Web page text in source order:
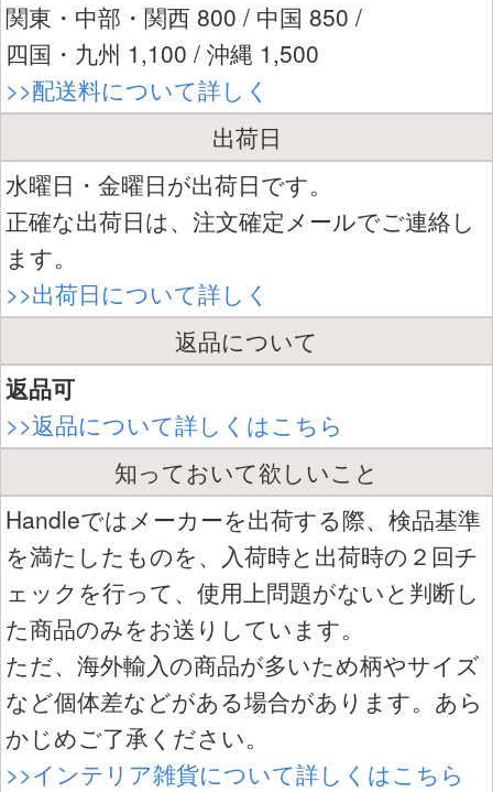
関東・中部・関西 800 / 中国 850 /
四国・九州 1,100 / 沖縄 1,500
>>配送料について詳しく
出荷日
水曜日・金曜日が出荷日です。
正確な出荷日は、注文確定メールでご連絡し
ます。
>>出荷日について詳しく
返品について
返品可
>>返品について詳しくはこちら
知っておいて欲しいこと
Handleではメーカーを出荷する際、検品基準
を満たしたものを、入荷時と出荷時の２回チ
ェックを行って、使用上問題がないと判断し
た商品のみをお送りしています。
ただ、海外輸入の商品が多いため柄やサイズ
など個体差などがある場合があります。あら
かじめご了承ください。
>>インテリア雑貨について詳しくはこちら